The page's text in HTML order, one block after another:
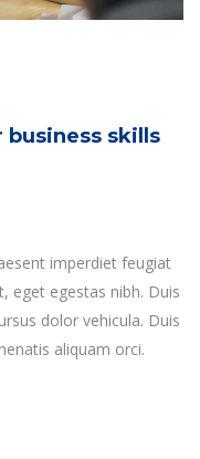
skills
imperdiet feugiat
eget egestas nibh. Duis
dolor vehicula. Duis
aliquam orci.